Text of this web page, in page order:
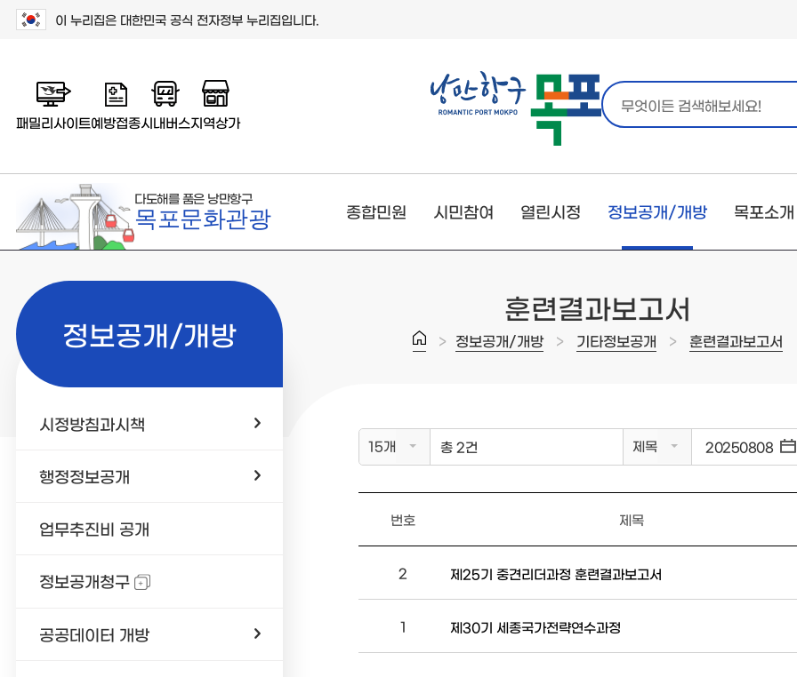
이 누리집은 대한민국 공식 전자정부 누리집입니다.
패밀리사이트예방접종시내버스지역상가
다도해를 품은 낭만항구
목포문화관광 종합민원 시민참여 열린시정 정보공개/개방 목포소개
훈련결과보고서
> 정보공개/개방 > 기타정보공개 > 훈련결과보고서
정보공개/개방
시정방침과시책
행정정보공개
업무추진비 공개
정보공개청구
공공데이터 개방
15개 총 2건 제목
번호 제목
2 제25기 중견리더과정 훈련결과보고서
1 제30기 세종국가전략연수과정